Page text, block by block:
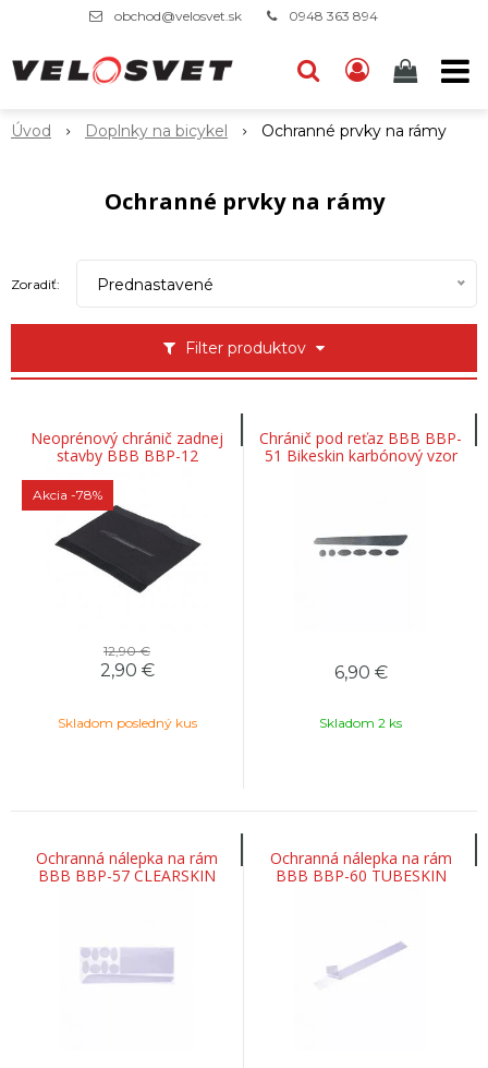
obchod@velosvet.sk 0948 363 894
Úvod Doplnky na bicykel Ochranné prvky na rámy
Ochranné prvky na rámy
Filter produktov
Zoradiť: Prednastavené
Neoprénový chránič zadnej
stavby BBB BBP-12
STAYGUARD
Akcia -78%
12,90 €
2,90 €
Skladom posledný kus
Chránič pod reťaz BBB BBP-
51 Bikeskin karbónový vzor
6,90 €
Skladom 2 ks
Ochranná nálepka na rám
BBB BBP-57 CLEARSKIN
Ochranná nálepka na rám
BBB BBP-60 TUBESKIN